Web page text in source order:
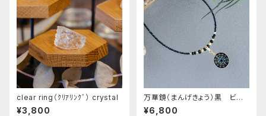
clear ring（ｸﾘｱﾘﾝｸﾞ） crystal
¥3,800
万華鏡（まんげきょう）黒 ビー
ズネックレス 14kgf
¥6,800